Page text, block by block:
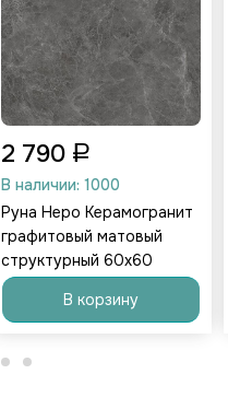
В наличии: 1000
Руна Неро Керамогранит
графитовый матовый
структурный 60x60
2 790
В корзину